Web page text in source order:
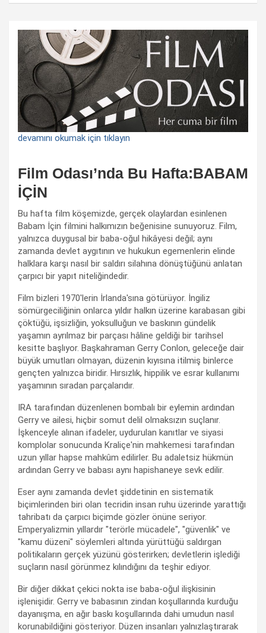
devamını okumak için tıklayın
Film Odası’nda Bu Hafta:BABAM
İÇİN
Bu hafta film köşemizde, gerçek olaylardan esinlenen
Babam İçin filmini halkımızın beğenisine sunuyoruz. Film,
yalnızca duygusal bir baba-oğul hikâyesi değil; aynı
zamanda devlet aygıtının ve hukukun egemenlerin elinde
halklara karşı nasıl bir saldırı silahına dönüştüğünü anlatan
çarpıcı bir yapıt niteliğindedir.
Film bizleri 1970'lerin İrlanda'sına götürüyor. İngiliz
sömürgeciliğinin onlarca yıldır halkın üzerine karabasan gibi
çöktüğü, işsizliğin, yoksulluğun ve baskının gündelik
yaşamın ayrılmaz bir parçası hâline geldiği bir tarihsel
kesitte başlıyor. Başkahraman Gerry Conlon, geleceğe dair
büyük umutları olmayan, düzenin kıyısına itilmiş binlerce
gençten yalnızca biridir. Hırsızlık, hippilik ve esrar kullanımı
yaşamının sıradan parçalarıdır.
IRA tarafından düzenlenen bombalı bir eylemin ardından
Gerry ve ailesi, hiçbir somut delil olmaksızın suçlanır.
İşkenceyle alınan ifadeler, uydurulan kanıtlar ve siyasi
komplolar sonucunda Kraliçe'nin mahkemesi tarafından
uzun yıllar hapse mahkûm edilirler. Bu adaletsiz hükmün
ardından Gerry ve babası aynı hapishaneye sevk edilir.
Eser aynı zamanda devlet şiddetinin en sistematik
biçimlerinden biri olan tecridin insan ruhu üzerinde yarattığı
tahribatı da çarpıcı biçimde gözler önüne seriyor.
Emperyalizmin yıllardır "terörle mücadele", "güvenlik" ve
"kamu düzeni" söylemleri altında yürüttüğü saldırgan
politikaların gerçek yüzünü gösterirken; devletlerin işlediği
suçların nasıl görünmez kılındığını da teşhir ediyor.
Bir diğer dikkat çekici nokta ise baba-oğul ilişkisinin
işlenişidir. Gerry ve babasının zindan koşullarında kurduğu
dayanışma, en ağır baskı koşullarında dahi umudun nasıl
korunabildiğini gösteriyor. Düzen insanları yalnızlaştırarak